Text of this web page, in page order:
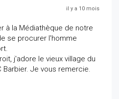
il y a 10 mois
à la Médiathèque de notre
se procurer l'homme
j'adore le vieux village du
Barbier. Je vous remercie.